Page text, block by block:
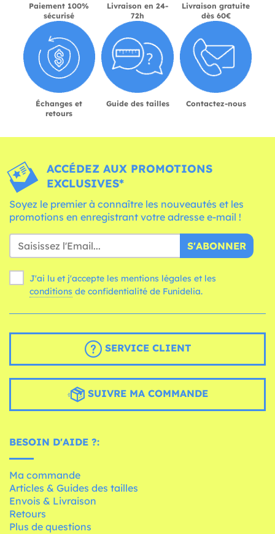
Paiement 100%
sécurisé
Livraison en 24-
72h
Livraison gratuite
dès 60€
Échanges et
retours
Guide des tailles Contactez-nous
ACCÉDEZ AUX PROMOTIONS
EXCLUSIVES*
Soyez le premier à connaître les nouveautés et les
promotions en enregistrant votre adresse e-mail !
S'ABONNER
J'ai lu et j'accepte les mentions légales et les
conditions de confidentialité de Funidelia.
SERVICE CLIENT
SUIVRE MA COMMANDE
BESOIN D'AIDE ?:
Ma commande
Articles & Guides des tailles
Envois & Livraison
Retours
Plus de questions